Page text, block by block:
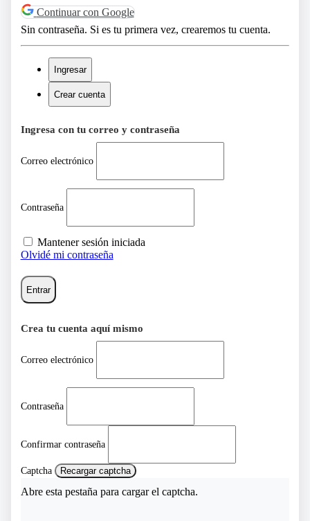
Continuar con Google
Sin contraseña. Si es tu primera vez, crearemos tu cuenta.
Ingresar
Crear cuenta
Ingresa con tu correo y contraseña
Correo electrónico
Contraseña
Mantener sesión iniciada
Olvidé mi contraseña
Entrar
Crea tu cuenta aquí mismo
Correo electrónico
Contraseña
Confirmar contraseña
Captcha Recargar captcha
Abre esta pestaña para cargar el captcha.